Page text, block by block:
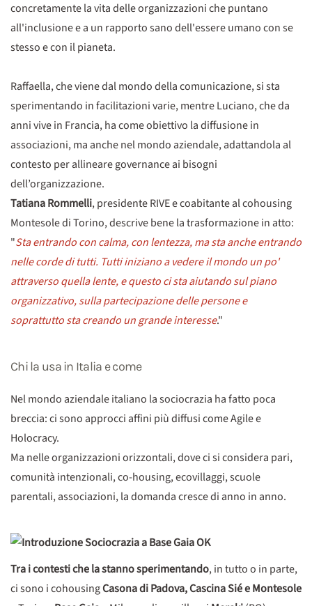
concretamente la vita delle organizzazioni che puntano
all'inclusione e a un rapporto sano dell'essere umano con se
stesso e con il pianeta.
Raffaella, che viene dal mondo della comunicazione, si sta
sperimentando in facilitazioni varie, mentre Luciano, che da
anni vive in Francia, ha come obiettivo la diffusione in
associazioni, ma anche nel mondo aziendale, adattandola al
contesto per allineare governance ai bisogni
dell’organizzazione.
Tatiana Rommelli, presidente RIVE e coabitante al cohousing
Montesole di Torino, descrive bene la trasformazione in atto:
"Sta entrando con calma, con lentezza, ma sta anche entrando
nelle corde di tutti. Tutti iniziano a vedere il mondo un po'
attraverso quella lente, e questo ci sta aiutando sul piano
organizzativo, sulla partecipazione delle persone e
soprattutto sta creando un grande interesse."
Chi la usa in Italia e come
Nel mondo aziendale italiano la sociocrazia ha fatto poca
breccia: ci sono approcci affini più diffusi come Agile e
Holocracy.
Ma nelle organizzazioni orizzontali, dove ci si considera pari,
comunità intenzionali, co-housing, ecovillaggi, scuole
parentali, associazioni, la domanda cresce di anno in anno.
Tra i contesti che la stanno sperimentando, in tutto o in parte,
ci sono i cohousingCasona di Padova, Cascina Sié e Montesole